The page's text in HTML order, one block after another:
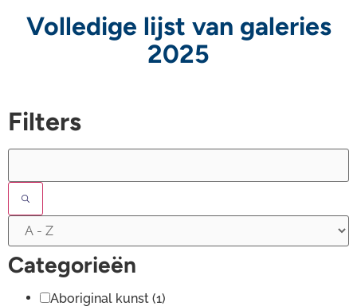
Volledige lijst van galeries
2025
Filters
Categorieën
Aboriginal kunst (1)